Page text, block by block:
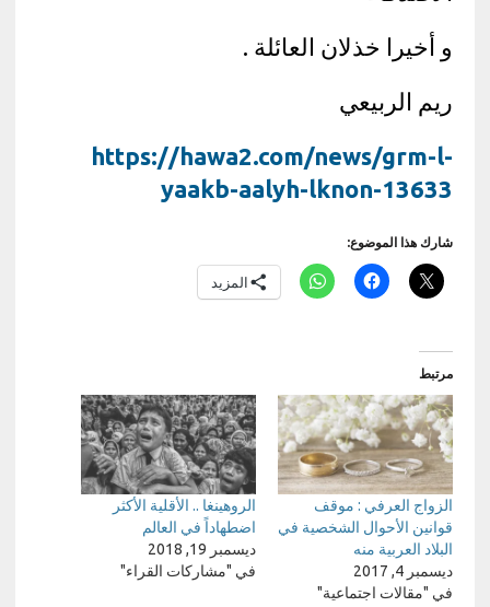
و أخيرا خذلان العائلة .
ريم الربيعي
https://hawa2.com/news/grm-l-
yaakb-aalyh-lknon-13633
شارك هذا الموضوع:
المزيد
مرتبط
الزواج العرفي : موقف
قوانين الأحوال الشخصية في
البلاد العربية منه
ديسمبر 4, 2017
في "مقالات اجتماعية"
الروهينغا .. الأقلية الأكثر
اضطهاداً في العالم
ديسمبر 19, 2018
في "مشاركات القراء"